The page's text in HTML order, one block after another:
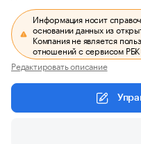
Информация носит
основании данных из
Компания не является
отношений с сервисом РБК
Редактировать описание